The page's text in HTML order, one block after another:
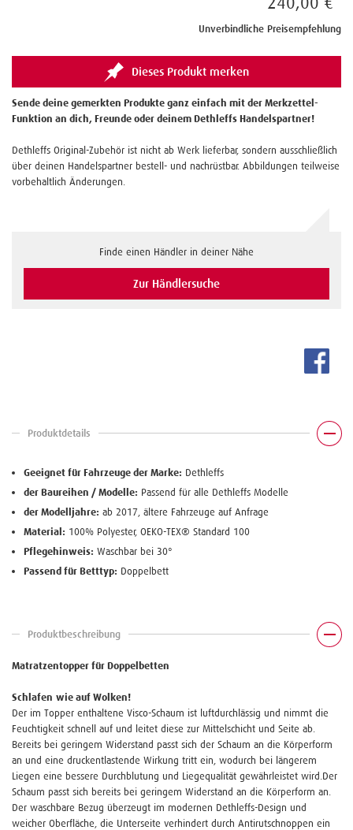
Unverbindliche Preisempfehlung
Dieses Produkt merken
Sende deine gemerkten Produkte ganz einfach mit der Merkzettel-
Funktion an dich, Freunde oder deinem Dethleffs Handelspartner!
Dethleffs Original-Zubehör ist nicht ab Werk lieferbar, sondern ausschließlich
über deinen Handelspartner bestell- und nachrüstbar. Abbildungen teilweise
vorbehaltlich Änderungen.
Finde einen Händler in deiner Nähe
Zur Händlersuche
Produktdetails
Geeignet für Fahrzeuge der Marke: Dethleffs
der Baureihen / Modelle: Passend für alle Dethleffs Modelle
der Modelljahre: ab 2017, ältere Fahrzeuge auf Anfrage
Material: 100% Polyester, OEKO-TEX® Standard 100
Pflegehinweis: Waschbar bei 30°
Passend für Betttyp: Doppelbett
Produktbeschreibung
Matratzentopper für Doppelbetten
Schlafen wie auf Wolken!
Der im Topper enthaltene Visco-Schaum ist luftdurchlässig und nimmt die
Feuchtigkeit schnell auf und leitet diese zur Mittelschicht und Seite ab.
Bereits bei geringem Widerstand passt sich der Schaum an die Körperform
an und eine druckentlastende Wirkung tritt ein, wodurch bei längerem
Liegen eine bessere Durchblutung und Liegequalität gewährleistet wird.Der
Schaum passt sich bereits bei geringem Widerstand an die Körperform an.
Der waschbare Bezug überzeugt im modernen Dethleffs-Design und
weicher Oberfläche, die Unterseite verhindert durch Antirutschnoppen ein